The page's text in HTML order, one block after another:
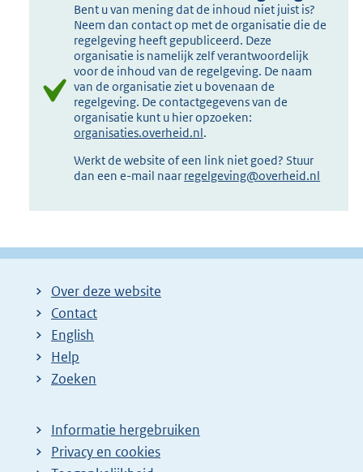
Bent u van mening dat de inhoud niet juist is?
Neem dan contact op met de organisatie die de
regelgeving heeft gepubliceerd. Deze
organisatie is namelijk zelf verantwoordelijk
voor de inhoud van de regelgeving. De naam
van de organisatie ziet u bovenaan de
regelgeving. De contactgegevens van de
organisatie kunt u hier opzoeken:
organisaties.overheid.nl.
Werkt de website of een link niet goed? Stuur
dan een e-mail naar regelgeving@overheid.nl
Over deze website
Contact
English
Help
Zoeken
Informatie hergebruiken
Privacy en cookies